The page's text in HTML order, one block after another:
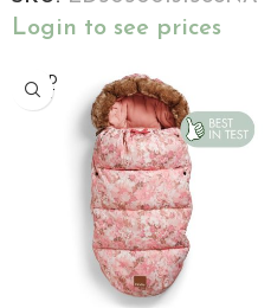
Login to see prices
SOLD
OUT